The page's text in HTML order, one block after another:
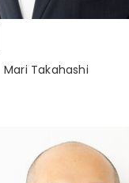
Mari Takahashi